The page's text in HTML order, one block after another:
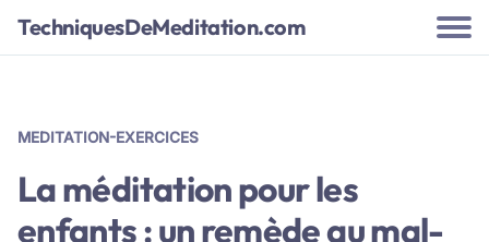
TechniquesDeMeditation.com
MEDITATION-EXERCICES
La méditation pour les
enfants : un remède au mal-